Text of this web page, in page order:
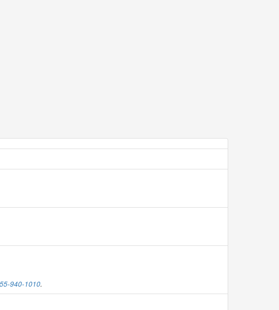
940-1010.